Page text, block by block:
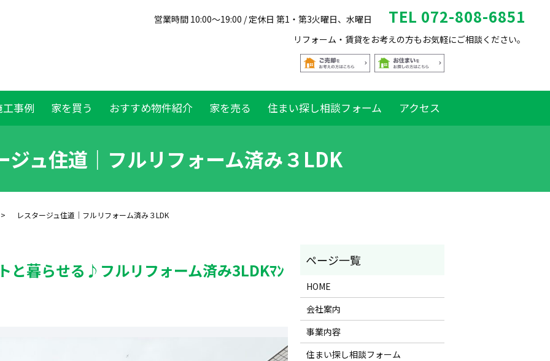
営業時間 10:00～19:00 / 定休日 第1・第3火曜日、水曜日 TEL 072-808-6851
リフォーム・賃貸をお考えの方もお気軽にご相談ください。
事例 家を買う おすすめ物件紹介 家を売る 住まい探し相談フォーム アクセス
ジュ住道｜フルリフォーム済み３LDK
レスタージュ住道｜フルリフォーム済み３LDK
と暮らせる♪フルリフォーム済み3LDKﾏﾝ
HOME
会社案内
事業内容
住まい探し相談フォーム